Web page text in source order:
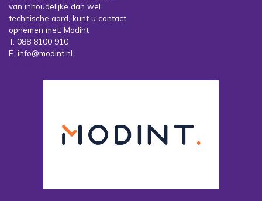
van inhoudelijke dan wel
technische aard, kunt u contact
opnemen met: Modint
T. 088 8100 910
E. info@modint.nl.